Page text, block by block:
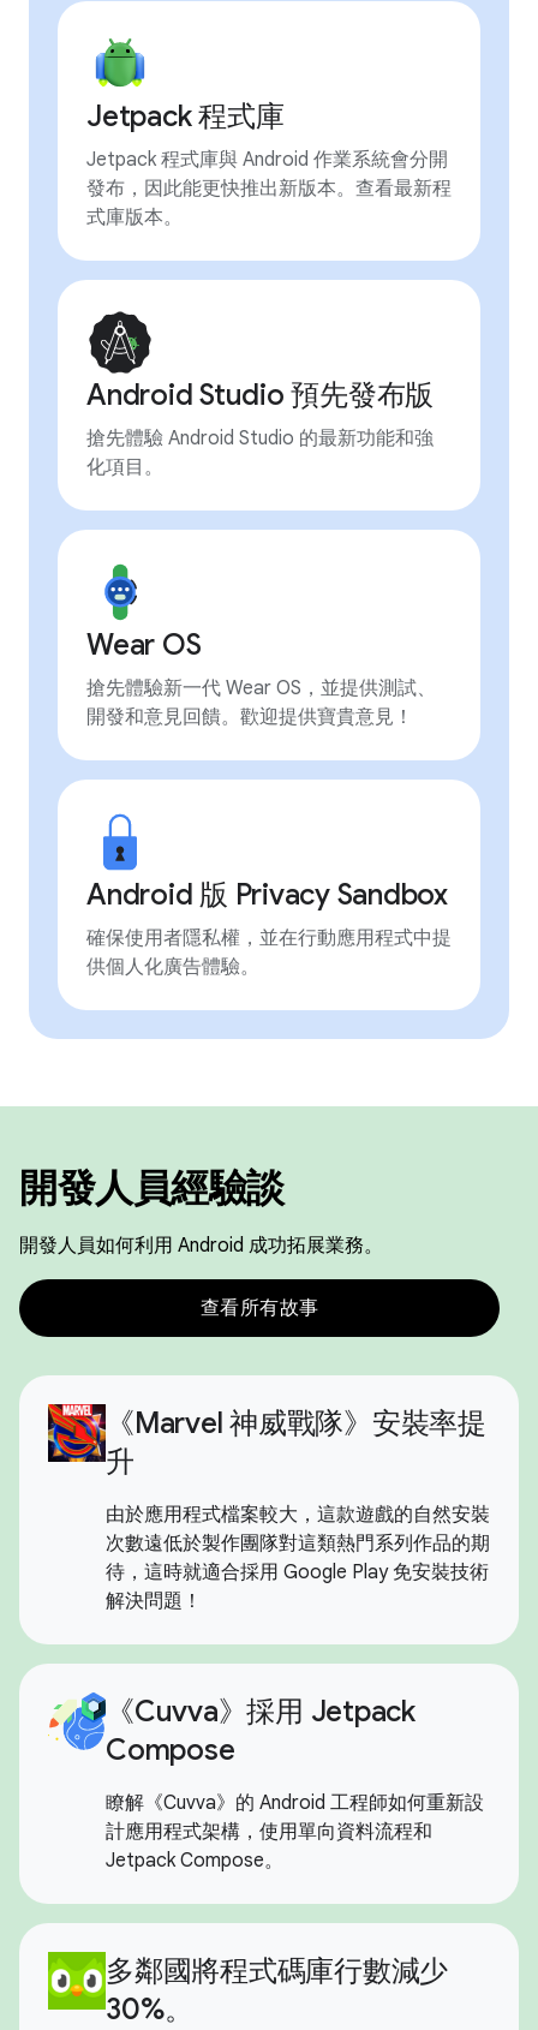
Jetpack 程式庫
Jetpack 程式庫與 Android 作業系統會分開
發布，因此能更快推出新版本。查看最新程
式庫版本。
Android Studio 預先發布版
搶先體驗 Android Studio 的最新功能和強
化項目。
Wear OS
搶先體驗新一代 Wear OS，並提供測試、
開發和意見回饋。歡迎提供寶貴意見！
Android 版 Privacy Sandbox
確保使用者隱私權，並在行動應用程式中提
供個人化廣告體驗。
開發人員經驗談
開發人員如何利用 Android 成功拓展業務。
查看所有故事
《Marvel 神威戰隊》安裝率提
升
由於應用程式檔案較大，這款遊戲的自然安裝
次數遠低於製作團隊對這類熱門系列作品的期
待，這時就適合採用 Google Play 免安裝技術
解決問題！
《Cuvva》採用 Jetpack
Compose
瞭解《Cuvva》的 Android 工程師如何重新設
計應用程式架構，使用單向資料流程和
Jetpack Compose。
多鄰國將程式碼庫行數減少
30%。